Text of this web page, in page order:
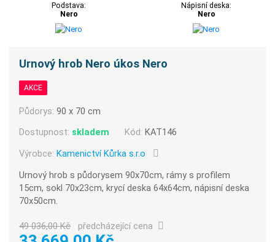
Podstava:
Nero
Nápisní deska:
Nero
Urnový hrob Nero úkos Nero
AKCE
Půdorys:90 x 70 cm
Dostupnost: skladem Kód: KAT146
Výrobce:Kamenictví Kůrka s.r.o
Urnový hrob s půdorysem 90x70cm, rámy s profilem
15cm, sokl 70x23cm, krycí deska 64x64cm, nápisní deska
70x50cm.
49 036,00 Kč předcházející cena